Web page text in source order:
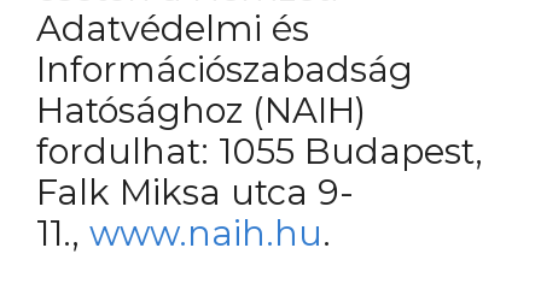
Adatvédelmi és
Információszabadság
Hatósághoz (NAIH)
fordulhat: 1055 Budapest,
Falk Miksa utca 9-
11., www.naih.hu.